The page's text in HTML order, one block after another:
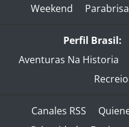
Weekend
Perfil Brasil:
Aventuras Na Historia
Recreio
Canales RSS